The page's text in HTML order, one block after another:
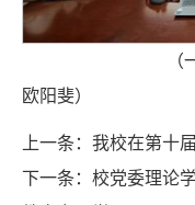
（一审：郑
欧阳斐）
上一条： 我校在第十
下一条： 校党委理论